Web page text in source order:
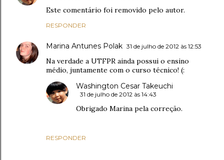
Este comentário foi removido pelo autor.
RESPONDER
Marina Antunes Polak 31 de julho de 2012 às 12:53
Na verdade a UTFPR ainda possui o ensino
médio, juntamente com o curso técnico! (:
RESPONDER
Washington Cesar Takeuchi
31 de julho de 2012 às 14:43
Obrigado Marina pela correção.